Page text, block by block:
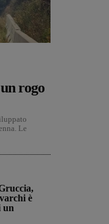
rogo
Le
è
un